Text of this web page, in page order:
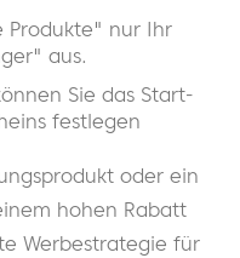
Produkte" nur Ihr
aus.
Sie das Start-
festlegen
oder ein
hohen Rabatt
Werbestrategie für